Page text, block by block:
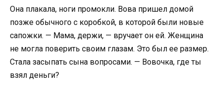
Она плакала, ноги промокли. Вова пришел домой
позже обычного с коробкой, в которой были новые
сапожки. — Мама, держи, — вручает он ей. Женщина
не могла поверить своим глазам. Это был ее размер.
Стала засыпать сына вопросами. — Вовочка, где ты
взял деньги?